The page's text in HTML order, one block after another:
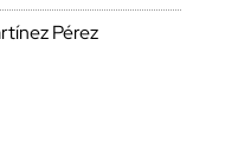
Pérez